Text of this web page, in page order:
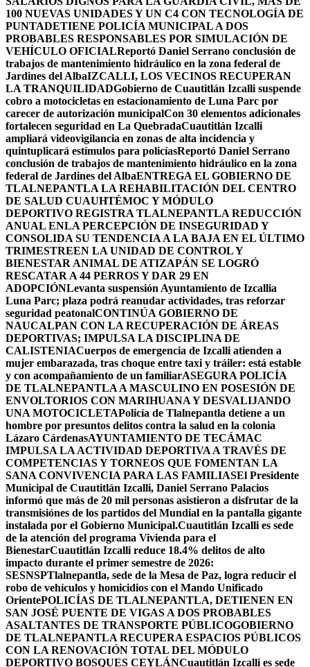
100 NUEVAS UNIDADES Y UN C4 CON TECNOLOGÍA DE
PUNTADETIENE POLICÍA MUNICIPAL A DOS
PROBABLES RESPONSABLES POR SIMULACIÓN DE
VEHÍCULO OFICIALReportó Daniel Serrano conclusión de
trabajos de mantenimiento hidráulico en la zona federal de
Jardines del AlbaIZCALLI, LOS VECINOS RECUPERAN
LA TRANQUILIDADGobierno de Cuautitlán Izcalli suspende
cobro a motocicletas en estacionamiento de Luna Parc por
carecer de autorización municipalCon 30 elementos adicionales
fortalecen seguridad en La QuebradaCuautitlán Izcalli
ampliará videovigilancia en zonas de alta incidencia y
quintuplicará estímulos para policíasReportó Daniel Serrano
conclusión de trabajos de mantenimiento hidráulico en la zona
federal de Jardines del AlbaENTREGA EL GOBIERNO DE
TLALNEPANTLA LA REHABILITACIÓN DEL CENTRO
DE SALUD CUAUHTÉMOC Y MÓDULO
DEPORTIVO REGISTRA TLALNEPANTLA REDUCCIÓN
ANUAL ENLA PERCEPCIÓN DE INSEGURIDAD Y
CONSOLIDA SU TENDENCIA A LA BAJA EN EL ÚLTIMO
TRIMESTREEN LA UNIDAD DE CONTROL Y
BIENESTAR ANIMAL DE ATIZAPÁN SE LOGRÓ
RESCATAR A 44 PERROS Y DAR 29 EN
ADOPCIÓNLevanta suspensión Ayuntamiento de Izcallia
Luna Parc; plaza podrá reanudar actividades, tras reforzar
seguridad peatonalCONTINÚA GOBIERNO DE
NAUCALPAN CON LA RECUPERACIÓN DE ÁREAS
DEPORTIVAS; IMPULSA LA DISCIPLINA DE
CALISTENIACuerpos de emergencia de Izcalli atienden a
mujer embarazada, tras choque entre taxi y tráiler: está estable
y con acompañamiento de un familiarASEGURA POLICÍA
DE TLALNEPANTLA A MASCULINO EN POSESIÓN DE
ENVOLTORIOS CON MARIHUANA Y DESVALIJANDO
UNA MOTOCICLETAPolicía de Tlalnepantla detiene a un
hombre por presuntos delitos contra la salud en la colonia
Lázaro CárdenasAYUNTAMIENTO DE TECÁMAC
IMPULSA LA ACTIVIDAD DEPORTIVA A TRAVÉS DE
COMPETENCIAS Y TORNEOS QUE FOMENTAN LA
SANA CONVIVENCIA PARA LAS FAMILIASEl Presidente
Municipal de Cuautitlán Izcalli, Daniel Serrano Palacios
informó que más de 20 mil personas asistieron a disfrutar de la
transmisiónes de los partidos del Mundial en la pantalla gigante
instalada por el Gobierno Municipal.Cuautitlán Izcalli es sede
de la atención del programa Vivienda para el
BienestarCuautitlán Izcalli reduce 18.4% delitos de alto
impacto durante el primer semestre de 2026:
SESNSPTlalnepantla, sede de la Mesa de Paz, logra reducir el
robo de vehículos y homicidios con el Mando Unificado
OrientePOLICÍAS DE TLALNEPANTLA, ​DETIENEN EN
SAN JOSÉ PUENTE DE VIGAS A DOS PROBABLES
ASALTANTES DE TRANSPORTE PÚBLICOGOBIERNO
DE TLALNEPANTLA RECUPERA ESPACIOS PÚBLICOS
CON LA RENOVACIÓN TOTAL DEL MÓDULO
DEPORTIVO BOSQUES CEYLÁNCuautitlán Izcalli es sede